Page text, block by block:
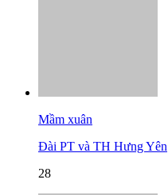
Mầm xuân
Đài PT và TH Hưng Yên
28